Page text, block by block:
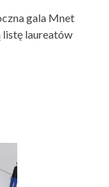
gala Mnet
listę laureatów